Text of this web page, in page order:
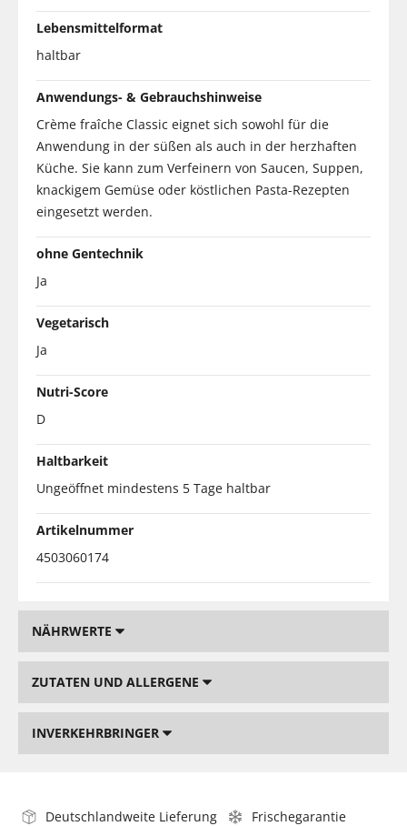
Lebensmittelformat
haltbar
Anwendungs- & Gebrauchshinweise
Crème fraîche Classic eignet sich sowohl für die
Anwendung in der süßen als auch in der herzhaften
Küche. Sie kann zum Verfeinern von Saucen, Suppen,
knackigem Gemüse oder köstlichen Pasta-Rezepten
eingesetzt werden.
ohne Gentechnik
Ja
Vegetarisch
Ja
Nutri-Score
D
Haltbarkeit
Ungeöffnet mindestens 5 Tage haltbar
Artikelnummer
4503060174
NÄHRWERTE
ZUTATEN UND ALLERGENE
INVERKEHRBRINGER
Deutschlandweite Lieferung
Frischegarantie